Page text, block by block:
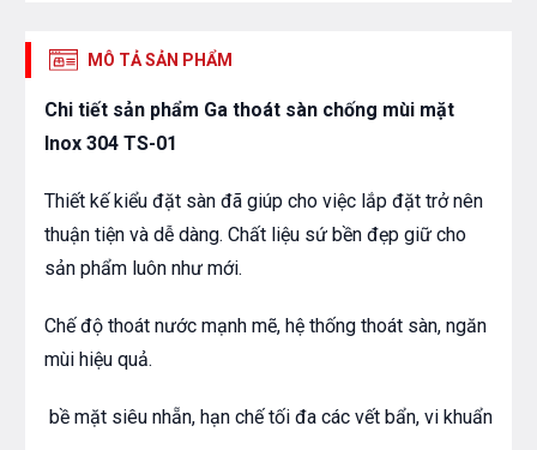
MÔ TẢ SẢN PHẨM
Chi tiết sản phẩm Ga thoát sàn chống mùi mặt
Inox 304 TS-01
Thiết kế kiểu đặt sàn đã giúp cho việc lắp đặt trở nên
thuận tiện và dễ dàng. Chất liệu sứ bền đẹp giữ cho
sản phẩm luôn như mới.
Chế độ thoát nước mạnh mẽ, hệ thống thoát sàn, ngăn
mùi hiệu quả.
bề mặt siêu nhẵn, hạn chế tối đa các vết bẩn, vi khuẩn